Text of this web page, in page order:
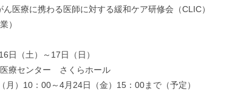
医療に携わる医師に対する緩和ケア研修会（CLIC）
）
日（土）～17日（日）
療センター さくらホール
月）10：00～4月24日（金）15：00まで（予定）